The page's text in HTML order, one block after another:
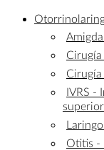
Cirugía
IVRS -
Otitis -